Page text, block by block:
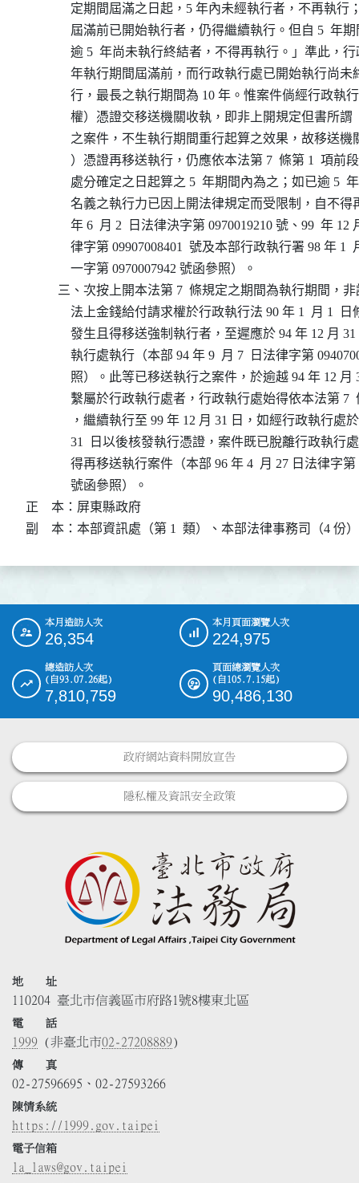
定期間屆滿之日起，5 年內未經執行者，不再執行
屆滿前已開始執行者，仍得繼續執行。但自 5  年
逾 5  年尚未執行終結者，不得再執行。」準此，
年執行期間屆滿前，而行政執行處已開始執行尚
行，最長之執行期間為 10 年。惟案件倘經行政
權）憑證交移送機關收執，即非上開規定但書所
之案件，不生執行期間重行起算之效果，故移送
）憑證再移送執行，仍應依本法第 7  條第 1  項
處分確定之日起算之 5  年期間內為之；如已逾 5
名義之執行力已因上開法律規定而受限制，自不
年 6  月 2  日法律決字第 0970019210 號、99  年 12
律字第 09907008401  號及本部行政執行署 98 年 1
              一字第 0970007942 號函參照）。
三、次按上開本法第 7  條規定之期間為執行期間，
法上金錢給付請求權於行政執行法 90 年 1  月 1
發生且得移送強制執行者，至遲應於 94 年 12 月
執行處執行（本部 94 年 9  月 7  日法律字第
照）。此等已移送執行之案件，於逾越 94 年 12
繫屬於行政執行處者，行政執行處始得依本法第 7
，繼續執行至 99 年 12 月 31 日，如經行政執行處
31  日以後核發執行憑證，案件既已脫離行政執
得再移送執行案件（本部 96 年 4  月 27 日法律字
              號函參照）。
正    本：屏東縣政府
副    本：本部資訊處（第 1  類）、本部法律事務司（4 份）
::: 本月造訪人次
26,354
本月頁面瀏覽人次
224,975
總造訪人次
(自93.07.26起)
7,810,759
頁面總瀏覽人次
(自105.7.15起)
90,486,130
政府網站資料開放宣告
隱私權及資訊安全政策
地 址
110204 臺北市信義區市府路1號8樓東北區
電 話
1999 (非臺北市02-27208889)
傳 真
02-27596695、02-27593266
陳情系統
https://1999.gov.taipei
電子信箱
la_laws@gov.taipei